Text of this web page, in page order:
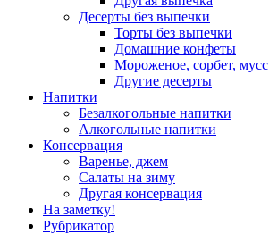
Десерты без выпечки
Торты без выпечки
Домашние конфеты
Мороженое, сорбет, мусс
Другие десерты
Напитки
Безалкогольные напитки
Алкогольные напитки
Консервация
Варенье, джем
Салаты на зиму
Другая консервация
На заметку!
Рубрикатор